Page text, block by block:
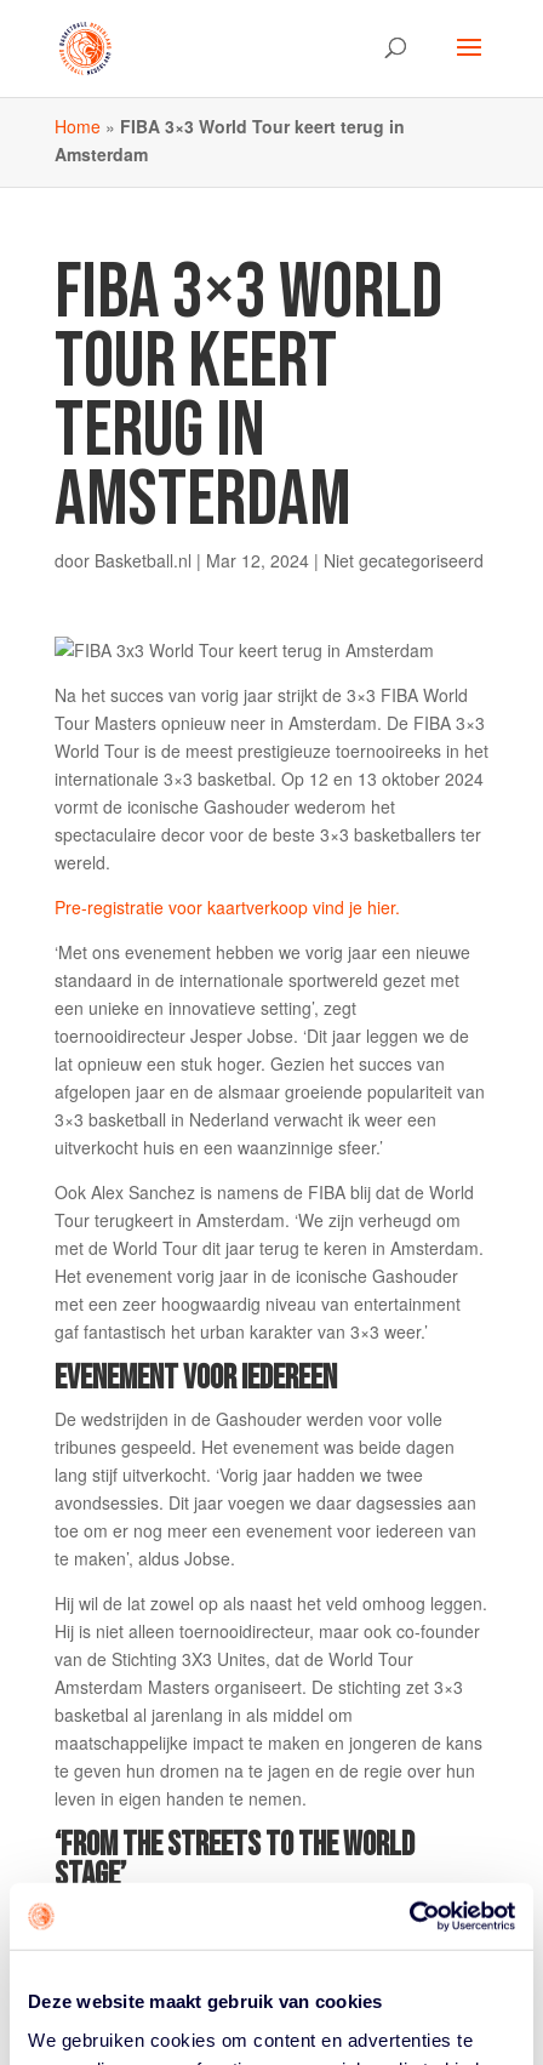
Deze website maakt gebruik van cookies
We gebruiken cookies om content en advertenties te
Home» FIBA 3×3 World Tour keert terug in
Amsterdam
FIBA 3×3 WORLD
TOUR KEERT
TERUG IN
AMSTERDAM
door Basketball.nl | Mar 12, 2024| Niet gecategoriseerd
Na het succes van vorig jaar strijkt de 3×3 FIBA World
Tour Masters opnieuw neer in Amsterdam. De FIBA 3×3
World Tour is de meest prestigieuze toernooireeks in het
internationale 3×3 basketbal. Op 12 en 13 oktober 2024
vormt de iconische Gashouder wederom het
spectaculaire decor voor de beste 3×3 basketballers ter
wereld.
Pre-registratie voor kaartverkoop vind je hier.
‘Met ons evenement hebben we vorig jaar een nieuwe
standaard in de internationale sportwereld gezet met
een unieke en innovatieve setting’, zegt
toernooidirecteur Jesper Jobse. ‘Dit jaar leggen we de
lat opnieuw een stuk hoger. Gezien het succes van
afgelopen jaar en de alsmaar groeiende populariteit van
3×3 basketball in Nederland verwacht ik weer een
uitverkocht huis en een waanzinnige sfeer.’
Ook Alex Sanchez is namens de FIBA blij dat de World
Tour terugkeert in Amsterdam. ‘We zijn verheugd om
met de World Tour dit jaar terug te keren in Amsterdam.
Het evenement vorig jaar in de iconische Gashouder
met een zeer hoogwaardig niveau van entertainment
gaf fantastisch het urban karakter van 3×3 weer.’
EVENEMENT VOOR IEDEREEN
De wedstrijden in de Gashouder werden voor volle
tribunes gespeeld. Het evenement was beide dagen
lang stijf uitverkocht. ‘Vorig jaar hadden we twee
avondsessies. Dit jaar voegen we daar dagsessies aan
toe om er nog meer een evenement voor iedereen van
te maken’, aldus Jobse.
Hij wil de lat zowel op als naast het veld omhoog leggen.
Hij is niet alleen toernooidirecteur, maar ook co-founder
van de Stichting 3X3 Unites, dat de World Tour
Amsterdam Masters organiseert. De stichting zet 3×3
basketbal al jarenlang in als middel om
maatschappelijke impact te maken en jongeren de kans
te geven hun dromen na te jagen en de regie over hun
leven in eigen handen te nemen.
‘FROM THE STREETS TO THE WORLD
STAGE’
Ook tijdens de World Tour Amsterdam Masters krijgen
jongeren op allerlei manieren de ruimte en de kans om
perfect bij hetgeen waar wij als organisatie voor staan.
Iedereen een plek bieden bij zijn of haar uitdaging op
het passende niveau: from the streets to the world